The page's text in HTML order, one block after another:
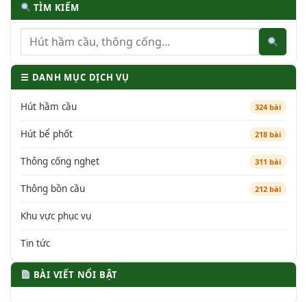
TÌM KIẾM
☰ DANH MỤC DỊCH VỤ
Hút hầm cầu 324 bài
Hút bể phốt 218 bài
Thông cống nghẹt 311 bài
Thông bồn cầu 212 bài
Khu vực phục vụ
Tin tức
BÀI VIẾT NỔI BẬT